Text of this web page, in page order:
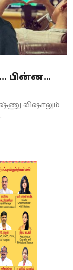
பின்ன...
விஷாலும்